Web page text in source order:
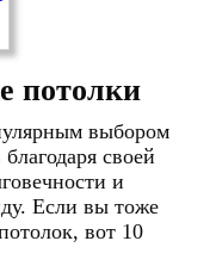
потолки
выбором
своей
и
Если вы тоже
вот 10